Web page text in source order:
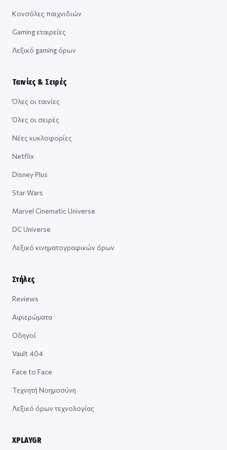
Κονσόλες παιχνιδιών
Gaming εταιρείες
Λεξικό gaming όρων
Ταινίες & Σειρές
Όλες οι ταινίες
Όλες οι σειρές
Νέες κυκλοφορίες
Netflix
Disney Plus
Star Wars
Marvel Cinematic Universe
DC Universe
Λεξικό κινηματογραφικών όρων
Στήλες
Reviews
Αφιερώματα
Οδηγοί
Vault 404
Face to Face
Τεχνητή Νοημοσύνη
Λεξικό όρων τεχνολογίας
XPLAYGR